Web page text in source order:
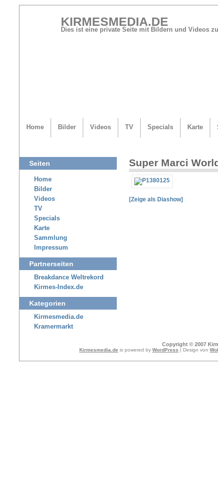
KIRMESMEDIA.DE
Dies ist eine private Seite mit Bildern und Videos
Home Bilder Videos TV Specials Karte
Super Marci
[Zeige als Diashow]
Seiten
Home
Bilder
Videos
TV
Specials
Karte
Sammlung
Impressum
Partnerseiten
Breakdance Weltrekord
Kirmes-Index.de
Kategorien
Kirmesmedia.de
Kramermarkt
Copyright © 2007
Kirmesmedia.de is powered by WordPress | Design von